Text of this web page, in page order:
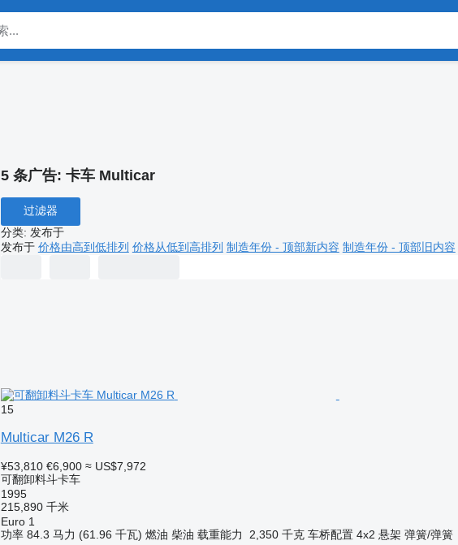
5 条广告: 卡车 Multicar
过滤器
分类: 发布于
发布于 价格由高到低排列 价格从低到高排列 制造年份 - 顶部新内容 制造年份 - 顶部旧内容
15
Multicar M26 R
¥53,810 €6,900 ≈ US$7,972
可翻卸料斗卡车
1995
215,890 千米
Euro 1
功率 84.3 马力 (61.96 千瓦) 燃油 柴油 载重能力 2,350 千克 车桥配置 4x2 悬架 弹簧/弹簧